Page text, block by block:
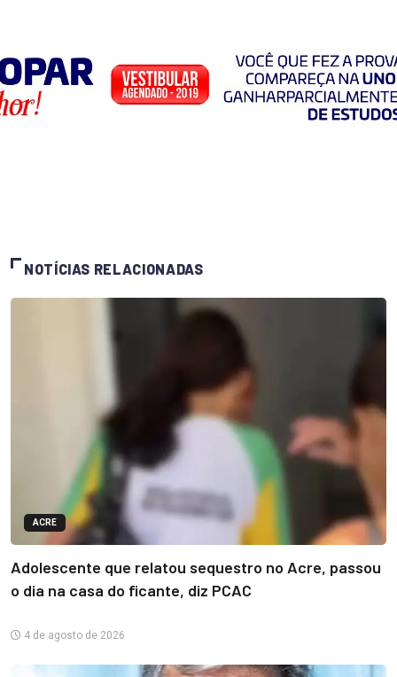
NOTÍCIAS RELACIONADAS
ACRE
Adolescente que relatou sequestro no Acre, passou
o dia na casa do ficante, diz PCAC
4 de agosto de 2026